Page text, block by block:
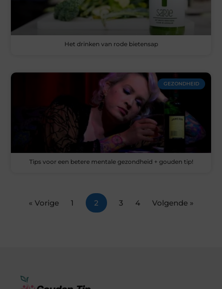
Het drinken van rode bietensap
GEZONDHEID
Tips voor een betere mentale gezondheid + gouden tip!
« Vorige 1 2 3 4 Volgende »